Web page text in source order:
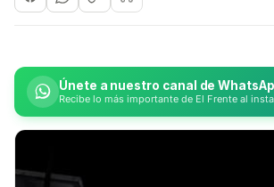
Únete a nuestro canal de
Recibe lo más importante de El Frente al